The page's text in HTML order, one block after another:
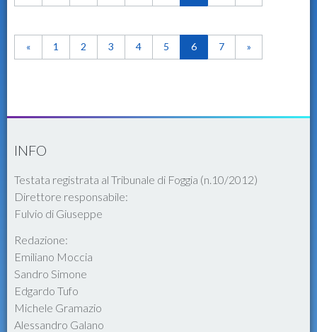
« 1 2 3 4 5 6 7 »
INFO
Testata registrata al Tribunale di Foggia (n.10/2012)
Direttore responsabile:
Fulvio di Giuseppe
Redazione:
Emiliano Moccia
Sandro Simone
Edgardo Tufo
Michele Gramazio
Alessandro Galano